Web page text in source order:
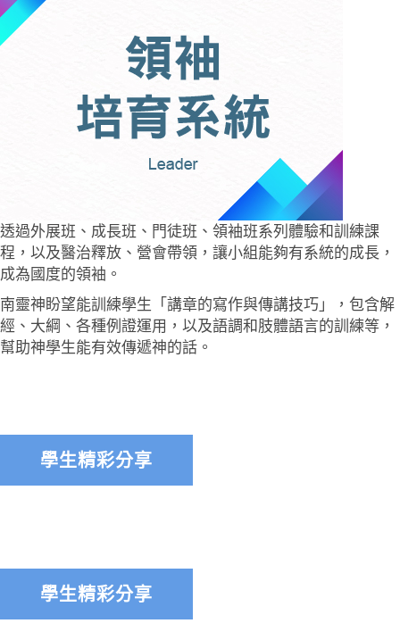
透過外展班、成長班、門徒班、領袖班系列體驗和訓練課
程，以及醫治釋放、營會帶領，讓小組能夠有系統的成長，
成為國度的領袖。
南靈神盼望能訓練學生「講章的寫作與傳講技巧」，包含解
經、大綱、各種例證運用，以及語調和肢體語言的訓練等，
幫助神學生能有效傳遞神的話。
學生精彩分享
學生精彩分享